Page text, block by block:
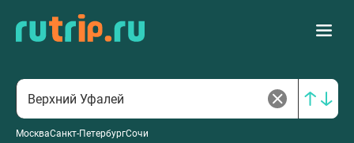
МоскваСанкт-ПетербургСочи